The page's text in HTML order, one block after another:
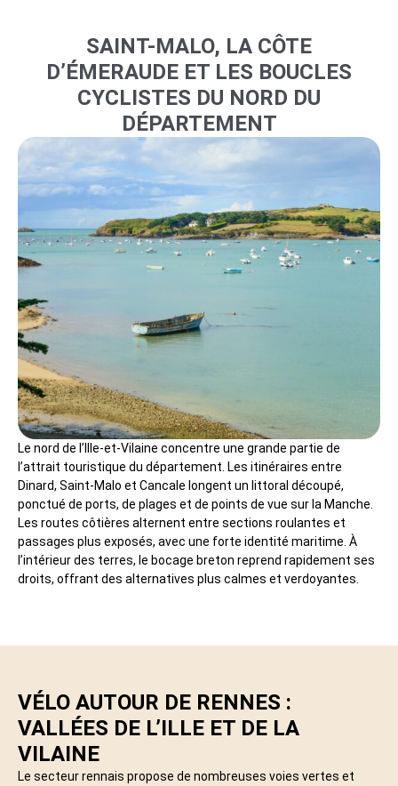
SAINT-MALO, LA CÔTE
D’ÉMERAUDE ET LES BOUCLES
CYCLISTES DU NORD DU
DÉPARTEMENT
Le nord de l’Ille-et-Vilaine concentre une grande partie de
l’attrait touristique du département. Les itinéraires entre
Dinard, Saint-Malo et Cancale longent un littoral découpé,
ponctué de ports, de plages et de points de vue sur la Manche.
Les routes côtières alternent entre sections roulantes et
passages plus exposés, avec une forte identité maritime. À
l’intérieur des terres, le bocage breton reprend rapidement ses
droits, offrant des alternatives plus calmes et verdoyantes.
VÉLO AUTOUR DE RENNES :
VALLÉES DE L’ILLE ET DE LA
VILAINE
Le secteur rennais propose de nombreuses voies vertes et